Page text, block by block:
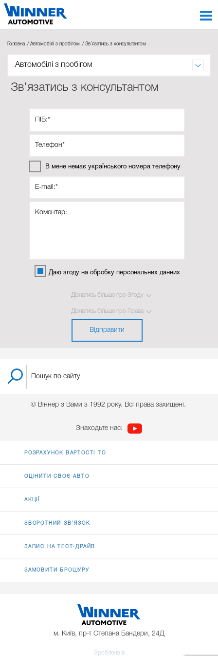
Головна Автомобілі з пробігом Зв’язатись з консультантом
Автомобілі з пробігом
Зв’язатись з консультантом
В мене немає українського номера телефону
Даю згоду на обробку персональних данних
Дізнатись більше про Згоду
Дізнатись більше про Права
Відправити
© Віннер з Вами з 1992 року. Всі права захищені.
Знаходьте нас:
РОЗРАХУНОК ВАРТОСТІ ТО
ОЦІНИТИ СВОЄ АВТО
АКЦІЇ
ЗВОРОТНИЙ ЗВ’ЯЗОК
ЗАПИС НА ТЕСТ-ДРАЙВ
ЗАМОВИТИ БРОШУРУ
м. Київ, пр-т Степана Бандери, 24Д
Зроблено в